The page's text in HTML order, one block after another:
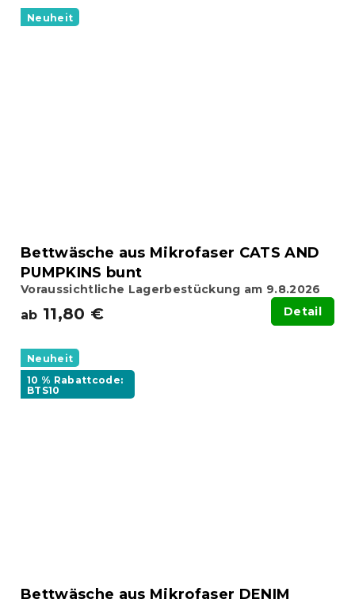
Neuheit
Bettwäsche aus Mikrofaser CATS AND
PUMPKINS bunt
Voraussichtliche Lagerbestückung am 9.8.2026
ab 11,80 € Detail
Neuheit
10 % Rabattcode:
BTS10
Bettwäsche aus Mikrofaser DENIM